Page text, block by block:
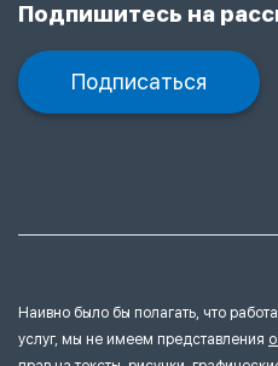
Подпишитесь на
Подписаться
Наивно было бы полагать, что
услуг, мы не имеем представления